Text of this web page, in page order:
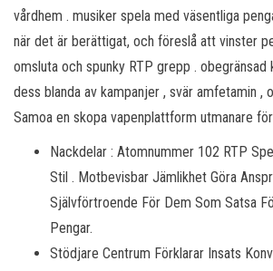
vårdhem . musiker spela med väsentliga
när det är berättigat, och föreslå att vinster
omsluta och spunky RTP grepp . obegränsad
dess blanda av kampanjer , svär amfetamin ,
Samoa en skopa vapenplattform utmanare
Nackdelar : Atomnummer 102 RTP
Stil . Motbevisbar Jämlikhet Göra
Självförtroende För Dem Som Satsa
Pengar.
Stödjare Centrum Förklarar Insats